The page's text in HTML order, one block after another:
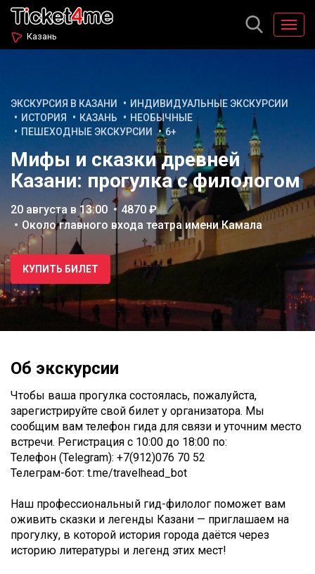
Казань
ЭКСКУРСИЯ В КАЗАНИ
ИНДИВИДУАЛЬНЫЕ ЭКСКУРСИИ
ИСТОРИЯ
КАЗАНЬ
НЕОБЫЧНЫЕ
ПЕШЕХОДНЫЕ ЭКСКУРСИИ
6+
Мифы и сказки древней
Казани: прогулка с филологом
20 августа в 13:00
4870 ₽
Около главного входа театра имени Камала
КУПИТЬ БИЛЕТ
Об экскурсии
Чтобы ваша прогулка состоялась, пожалуйста,
зарегистрируйте свой билет у организатора. Мы
сообщим вам телефон гида для связи и уточним место
встречи. Регистрация c 10:00 до 18:00 по:
Телефон (Telegram): +7(912)076 70 52
Телеграм-бот: t.me/travelhead_bot
Наш профессиональный гид-филолог поможет вам
оживить сказки и легенды Казани — приглашаем на
прогулку, в которой история города даётся через
историю литературы и легенд этих мест!